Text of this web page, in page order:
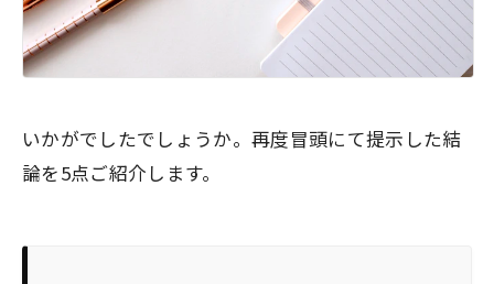
いかがでしたでしょうか。再度冒頭にて提示した結
論を5点ご紹介します。